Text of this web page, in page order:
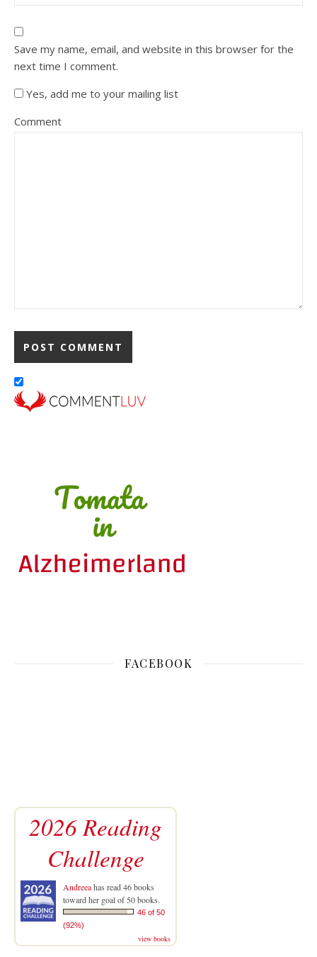
Save my name, email, and website in this browser for the
next time I comment.
Yes, add me to your mailing list
Comment
FACEBOOK
2026 Reading
Challenge
Andreeahas read 46 books
toward her goal of 50 books.
46 of 50
(92%)
view books